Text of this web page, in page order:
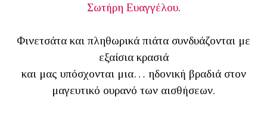
Σωτήρη Ευαγγέλου.
Φινετσάτα και πληθωρικά πιάτα συνδυάζονται με
εξαίσια κρασιά
και μας υπόσχονται μια… ηδονική βραδιά στον
μαγευτικό ουρανό των αισθήσεων.